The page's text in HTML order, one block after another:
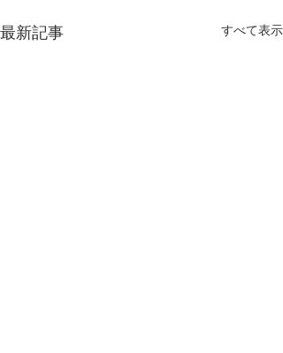
最新記事 すべて表示